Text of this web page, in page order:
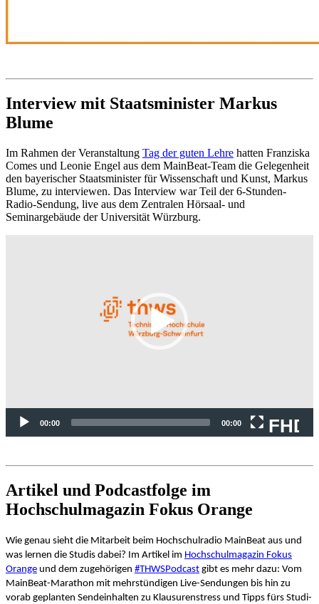
Interview mit Staatsminister Markus
Blume
Im Rahmen der Veranstaltung Tag der guten Lehre hatten Franziska
Comes und Leonie Engel aus dem MainBeat-Team die Gelegenheit
den bayerischer Staatsminister für Wissenschaft und Kunst, Markus
Blume, zu interviewen. Das Interview war Teil der 6-Stunden-
Radio-Sendung, live aus dem Zentralen Hörsaal- und
Seminargebäude der Universität Würzburg.
00:00 00:00 FHD
Artikel und Podcastfolge im
Hochschulmagazin Fokus Orange
Wie genau sieht die Mitarbeit beim Hochschulradio MainBeat aus und
was lernen die Studis dabei? Im Artikel im Hochschulmagazin Fokus
Orange und dem zugehörigen #THWSPodcast gibt es mehr dazu: Vom
MainBeat-Marathon mit mehrstündigen Live-Sendungen bis hin zu
vorab geplanten Sendeinhalten zu Klausurenstress und Tipps fürs Studi-